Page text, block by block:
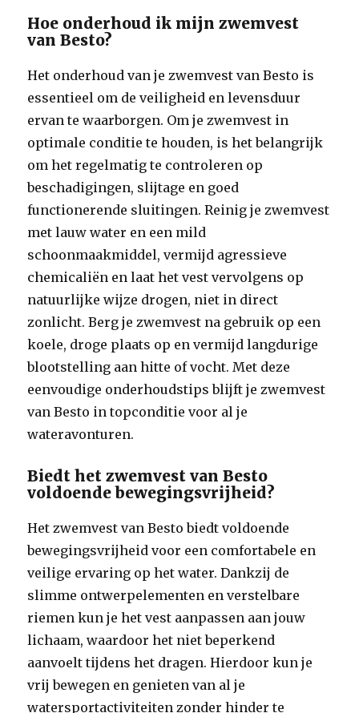
Hoe onderhoud ik mijn zwemvest
van Besto?
Het onderhoud van je zwemvest van Besto is
essentieel om de veiligheid en levensduur
ervan te waarborgen. Om je zwemvest in
optimale conditie te houden, is het belangrijk
om het regelmatig te controleren op
beschadigingen, slijtage en goed
functionerende sluitingen. Reinig je zwemvest
met lauw water en een mild
schoonmaakmiddel, vermijd agressieve
chemicaliën en laat het vest vervolgens op
natuurlijke wijze drogen, niet in direct
zonlicht. Berg je zwemvest na gebruik op een
koele, droge plaats op en vermijd langdurige
blootstelling aan hitte of vocht. Met deze
eenvoudige onderhoudstips blijft je zwemvest
van Besto in topconditie voor al je
wateravonturen.
Biedt het zwemvest van Besto
voldoende bewegingsvrijheid?
Het zwemvest van Besto biedt voldoende
bewegingsvrijheid voor een comfortabele en
veilige ervaring op het water. Dankzij de
slimme ontwerpelementen en verstelbare
riemen kun je het vest aanpassen aan jouw
lichaam, waardoor het niet beperkend
aanvoelt tijdens het dragen. Hierdoor kun je
vrij bewegen en genieten van al je
watersportactiviteiten zonder hinder te